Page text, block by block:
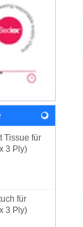
Tissue für
3 Ply)
für
3 Ply)